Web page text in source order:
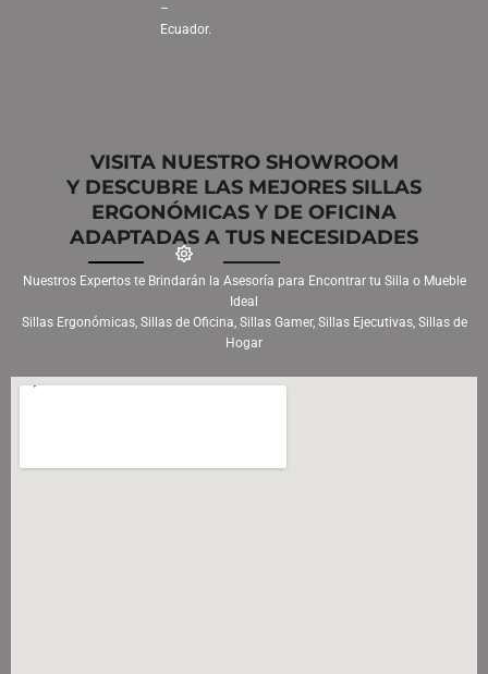
–
Ecuador.
VISITA NUESTRO SHOWROOM
Y DESCUBRE LAS MEJORES SILLAS
ERGONÓMICAS Y DE OFICINA
ADAPTADAS A TUS NECESIDADES
Nuestros Expertos te Brindarán la Asesoría para Encontrar tu Silla o Mueble
Ideal
Sillas Ergonómicas, Sillas de Oficina, Sillas Gamer, Sillas Ejecutivas, Sillas de
Hogar